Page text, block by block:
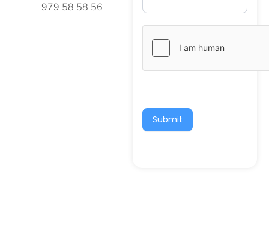
979 58 58 56
Submit